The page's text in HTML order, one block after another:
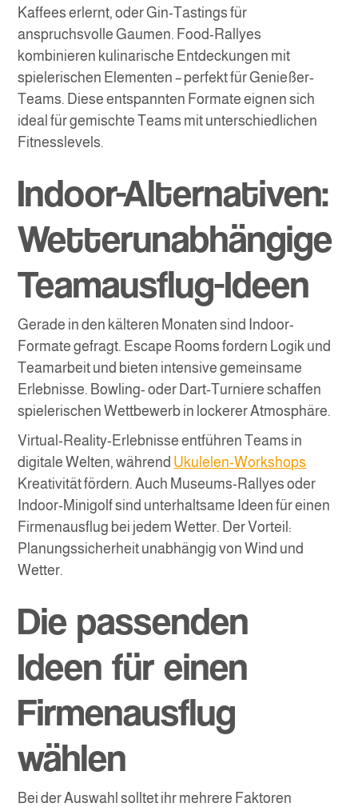
Kaffees erlernt, oder Gin-Tastings für
anspruchsvolle Gaumen. Food-Rallyes
kombinieren kulinarische Entdeckungen mit
spielerischen Elementen – perfekt für Genießer-
Teams. Diese entspannten Formate eignen sich
ideal für gemischte Teams mit unterschiedlichen
Fitnesslevels.
Indoor-Alternativen:
Wetterunabhängige
Teamausflug-Ideen
Gerade in den kälteren Monaten sind Indoor-
Formate gefragt. Escape Rooms fordern Logik und
Teamarbeit und bieten intensive gemeinsame
Erlebnisse. Bowling- oder Dart-Turniere schaffen
spielerischen Wettbewerb in lockerer Atmosphäre.
Virtual-Reality-Erlebnisse entführen Teams in
digitale Welten, während Ukulelen-Workshops
Kreativität fördern. Auch Museums-Rallyes oder
Indoor-Minigolf sind unterhaltsame Ideen für einen
Firmenausflug bei jedem Wetter. Der Vorteil:
Planungssicherheit unabhängig von Wind und
Wetter.
Die passenden
Ideen für einen
Firmenausflug
wählen
Bei der Auswahl solltet ihr mehrere Faktoren